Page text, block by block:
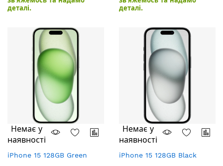
деталі.
деталі.
Немає у
наявності
iPhone 15 128GB Green
Немає у
наявності
iPhone 15 128GB Black